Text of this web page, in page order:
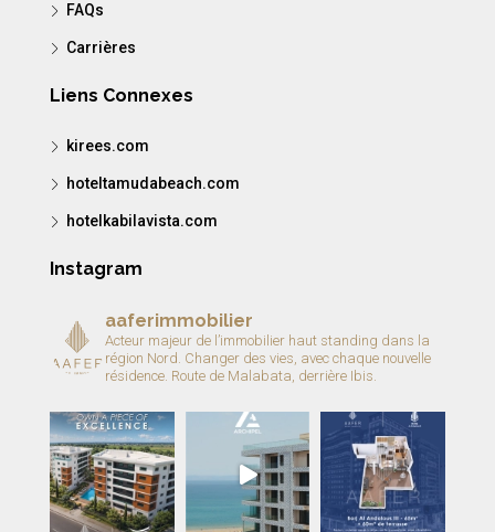
FAQs
Carrières
Liens Connexes
kirees.com
hoteltamudabeach.com
hotelkabilavista.com
Instagram
aaferimmobilier
Acteur majeur de l’immobilier haut standing dans la
région Nord. Changer des vies, avec chaque nouvelle
résidence. Route de Malabata, derrière Ibis.